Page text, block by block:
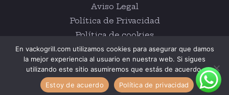
Aviso Legal
Política de Privacidad
Política de cookies
COPYRIGHT © 2026 VACKO GRILL
En vackogrill.com utilizamos cookies para asegurar que damos
la mejor experiencia al usuario en nuestra web. Si sigues
utilizando este sitio asumiremos que estás de acuerdo.
Estoy de acuerdo
Política de privacidad